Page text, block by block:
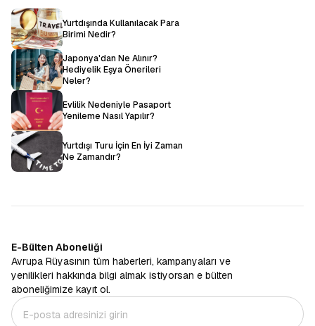
Yurtdışında Kullanılacak Para
Birimi Nedir?
Japonya'dan Ne Alınır?
Hediyelik Eşya Önerileri
Neler?
Evlilik Nedeniyle Pasaport
Yenileme Nasıl Yapılır?
Yurtdışı Turu İçin En İyi Zaman
Ne Zamandır?
E-Bülten Aboneliği
Avrupa Rüyasının tüm haberleri, kampanyaları ve
yenilikleri hakkında bilgi almak istiyorsan e bülten
aboneliğimize kayıt ol.